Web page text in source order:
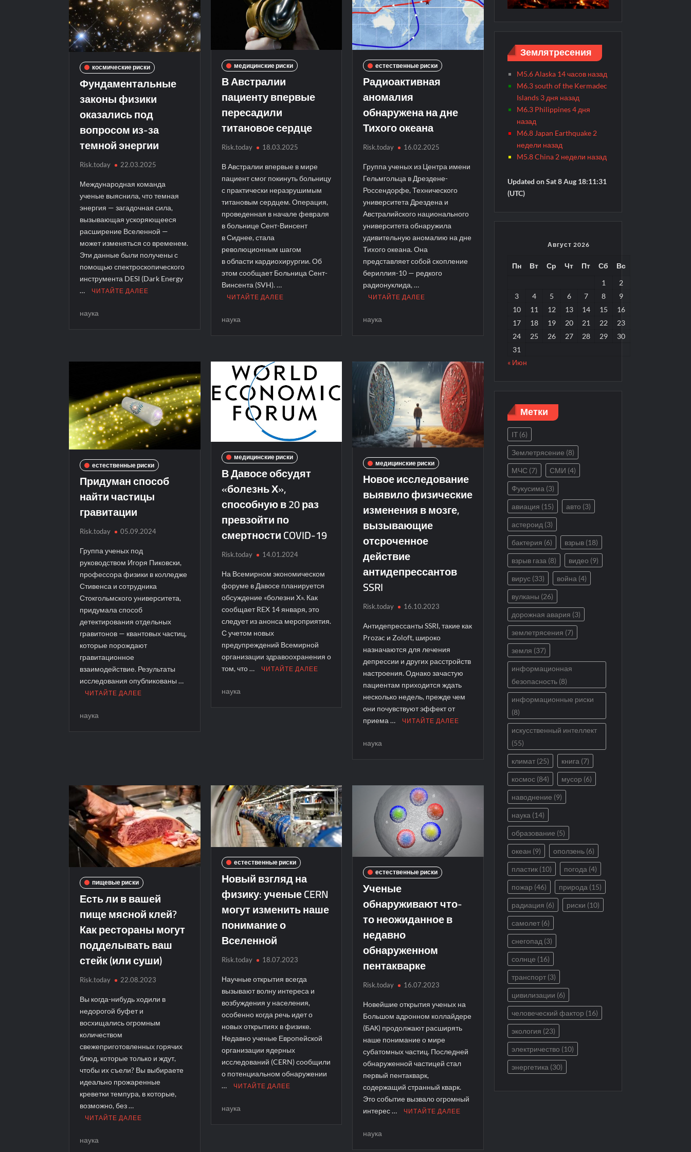
космические риски
Фундаментальные
законы физики
оказались под
вопросом из-за
темной энергии
Risk.today 22.03.2025
Международная команда
ученые выяснила, что темная
энергия — загадочная сила,
вызывающая ускоряющееся
расширение Вселенной —
может изменяться со временем.
Эти данные были получены с
помощью спектроскопического
инструмента DESI (Dark Energy
…
ЧИТАЙТЕ ДАЛЕЕ
наука
медицинские риски
В Австралии
пациенту впервые
пересадили
титановое сердце
Risk.today 18.03.2025
В Австралии впервые в мире
пациент смог покинуть больницу
с практически неразрушимым
титановым сердцем. Операция,
проведенная в начале февраля
в больнице Сент-Винсент
в Сиднее, стала
революционным шагом
в области кардиохирургии. Об
этом сообщает Больница Сент-
Винсента (SVH). …
ЧИТАЙТЕ ДАЛЕЕ
наука
естественные риски
Радиоактивная
аномалия
обнаружена на дне
Тихого океана
Risk.today 16.02.2025
Группа ученых из Центра имени
Гельмгольца в Дрездене-
Россендорфе, Технического
университета Дрездена и
Австралийского национального
университета обнаружила
удивительную аномалию на дне
Тихого океана. Она
представляет собой скопление
бериллия-10 — редкого
радионуклида, …
ЧИТАЙТЕ ДАЛЕЕ
наука
естественные риски
Придуман способ
найти частицы
гравитации
Risk.today 05.09.2024
Группа ученых под
руководством Игоря Пиковски,
профессора физики в колледже
Стивенса и сотрудника
Стокгольмского университета,
придумала способ
детектирования отдельных
гравитонов — квантовых частиц,
которые порождают
гравитационное
взаимодействие. Результаты
исследования опубликованы …
ЧИТАЙТЕ ДАЛЕЕ
наука
медицинские риски
В Давосе обсудят
«болезнь Х»,
способную в 20 раз
превзойти по
смертности COVID-19
Risk.today 14.01.2024
На Всемирном экономическом
форуме в Давосе планируется
обсуждение «болезни X». Как
сообщает REX 14 января, это
следует из анонса мероприятия.
С учетом новых
предупреждений Всемирной
организации здравоохранения о
том, что …
ЧИТАЙТЕ ДАЛЕЕ
наука
медицинские риски
Новое исследование
выявило физические
изменения в мозге,
вызывающие
отсроченное
действие
антидепрессантов
SSRI
Risk.today 16.10.2023
Антидепрессанты SSRI, такие как
Prozac и Zoloft, широко
назначаются для лечения
депрессии и других расстройств
настроения. Однако зачастую
пациентам приходится ждать
несколько недель, прежде чем
они почувствуют эффект от
приема …
ЧИТАЙТЕ ДАЛЕЕ
наука
пищевые риски
Есть ли в вашей
пище мясной клей?
Как рестораны могут
подделывать ваш
стейк (или суши)
Risk.today 22.08.2023
Вы когда-нибудь ходили в
недорогой буфет и
восхищались огромным
количеством
свежеприготовленных горячих
блюд, которые только и ждут,
чтобы их съели? Вы выбираете
идеально прожаренные
креветки темпура, в которые,
возможно, без …
ЧИТАЙТЕ ДАЛЕЕ
наука
естественные риски
Новый взгляд на
физику: ученые CERN
могут изменить наше
понимание о
Вселенной
Risk.today 18.07.2023
Научные открытия всегда
вызывают волну интереса и
возбуждения у населения,
особенно когда речь идет о
новых открытиях в физике.
Недавно ученые Европейской
организации ядерных
исследований (CERN) сообщили
о потенциальном обнаружении
…
ЧИТАЙТЕ ДАЛЕЕ
наука
естественные риски
Ученые
обнаруживают что-
то неожиданное в
недавно
обнаруженном
пентакварке
Risk.today 16.07.2023
Новейшие открытия ученых на
Большом адронном коллайдере
(БАК) продолжают расширять
наше понимание о мире
субатомных частиц. Последней
обнаруженной частицей стал
первый пентакварк,
содержащий странный кварк.
Это событие вызвало огромный
интерес …
ЧИТАЙТЕ ДАЛЕЕ
наука
Землятресения
M5.6 Alaska 14 часов назад
M6.3 south of the Kermadec
Islands 3 дня назад
M6.3 Philippines 4 дня
назад
M6.8 Japan Earthquake 2
недели назад
M5.8 China 2 недели назад
Updated on Sat 8 Aug 18:11:31
(UTC)
Август 2026
Пн Вт Ср Чт Пт Сб
Вс
1
2
3
4 5 6 7 8
9
10
11 12 13 14 15
16
17
18 19 20 21 22
23
24
25 26 27 28 29
30
31
« Июн
Метки
IT(6)
Землетрясение (8)
МЧС(7) СМИ (4)
Фукусима (3)
авиация (15) авто (3)
астероид (3)
бактерия (6) взрыв(18)
взрыв газа (8) видео (9)
вирус(33) война (4)
вулканы (26)
дорожная авария (3)
землетрясения (7)
земля (37)
информационная
безопасность(8)
информационные риски
(8)
искусственный интеллект
(55)
климат(25) книга (7)
космос(84) мусор (6)
наводнение (9)
наука (14)
образование (5)
океан (9) оползень(6)
пластик(10) погода (4)
пожар (46) природа (15)
радиация (6) риски (10)
самолет(6)
снегопад (3)
солнце (16)
транспорт(3)
цивилизации (6)
человеческий фактор (16)
экология (23)
электричество (10)
энергетика (30)